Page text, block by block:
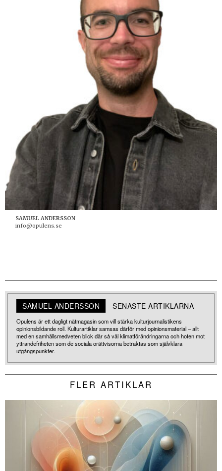
SAMUEL ANDERSSON
info@opulens.se
SAMUEL ANDERSSON SENASTE ARTIKLARNA
Opulens är ett dagligt nätmagasin som vill stärka kulturjournalistikens
opinionsbildande roll. Kulturartiklar samsas därför med opinionsmaterial – allt
med en samhällsmedveten blick där så väl klimatförändringarna och hoten mot
yttrandefriheten som de sociala orättvisorna betraktas som självklara
utgångspunkter.
FLER ARTIKLAR